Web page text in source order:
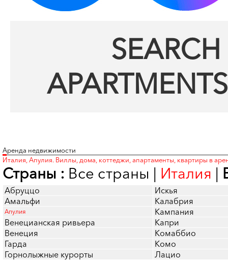
Аренда недвижимости
Италия, Апулия. Виллы, дома, коттеджи, апартаменты, квартиры в
Страны : Все страны | Италия |
Абруццо
Искья
Амальфи
Калабрия
Апулия
Кампания
Венецианская ривьера
Капри
Венеция
Комаббио
Гарда
Комо
Горнолыжные курорты
Лацио